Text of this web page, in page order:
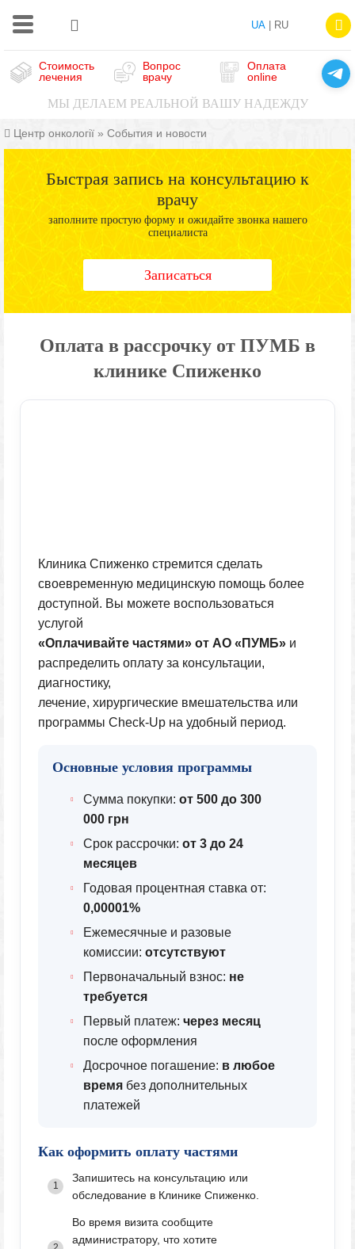
UA| RU
Стоимость
лечения
Вопрос
врачу
Оплата
online
МЫ ДЕЛАЕМ РЕАЛЬНОЙ ВАШУ НАДЕЖДУ
Центр онкології » События и новости
Быстрая запись на консультацию к
врачу
заполните простую форму и ожидайте звонка нашего
специалиста
Записаться
Оплата в рассрочку от ПУМБ в
клинике Спиженко
Клиника Спиженко стремится сделать
своевременную медицинскую помощь более
доступной. Вы можете воспользоваться
услугой
«Оплачивайте частями» от АО «ПУМБ» и
распределить оплату за консультации,
диагностику,
лечение, хирургические вмешательства или
программы Check-Up на удобный период.
Основные условия программы
Сумма покупки: от 500 до 300
000 грн
Срок рассрочки: от 3 до 24
месяцев
Годовая процентная ставка от:
0,00001%
Ежемесячные и разовые
комиссии: отсутствуют
Первоначальный взнос: не
требуется
Первый платеж: через месяц
после оформления
Досрочное погашение: в любое
времябез дополнительных
платежей
Как оформить оплату частями
Запишитесь на консультацию или
обследование в Клинике Спиженко.
Во время визита сообщите
администратору, что хотите